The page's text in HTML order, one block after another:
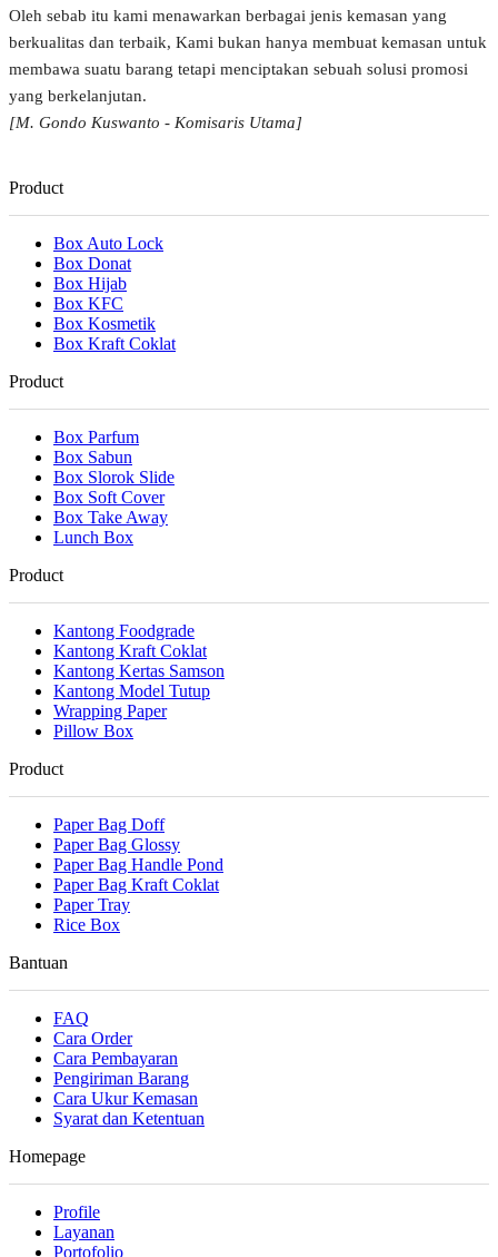
Oleh sebab itu kami menawarkan berbagai jenis kemasan yang
berkualitas dan terbaik, Kami bukan hanya membuat kemasan untuk
membawa suatu barang tetapi menciptakan sebuah solusi promosi
yang berkelanjutan.
[M. Gondo Kuswanto - Komisaris Utama]
Product
Box Auto Lock
Box Donat
Box Hijab
Box KFC
Box Kosmetik
Box Kraft Coklat
Product
Box Parfum
Box Sabun
Box Slorok Slide
Box Soft Cover
Box Take Away
Lunch Box
Product
Kantong Foodgrade
Kantong Kraft Coklat
Kantong Kertas Samson
Kantong Model Tutup
Wrapping Paper
Pillow Box
Product
Paper Bag Doff
Paper Bag Glossy
Paper Bag Handle Pond
Paper Bag Kraft Coklat
Paper Tray
Rice Box
Bantuan
FAQ
Cara Order
Cara Pembayaran
Pengiriman Barang
Cara Ukur Kemasan
Syarat dan Ketentuan
Homepage
Profile
Layanan
Portofolio